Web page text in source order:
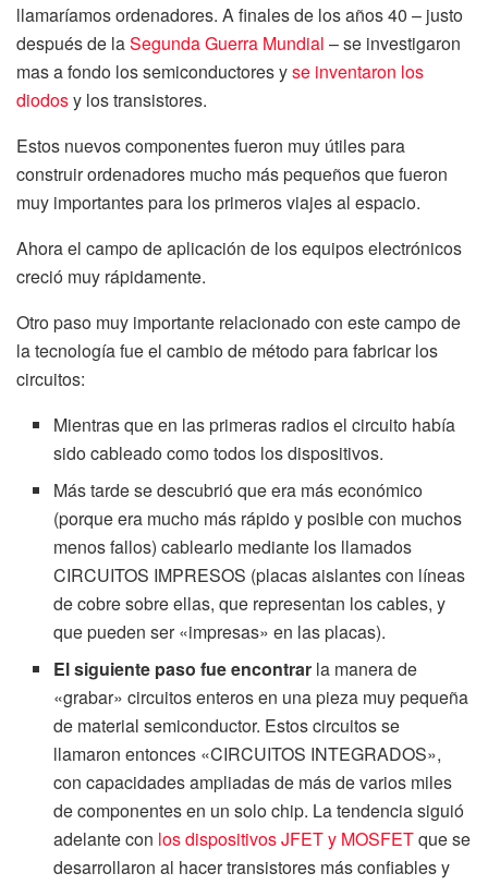
llamaríamos ordenadores. A finales de los años 40 – justo
después de laSegunda Guerra Mundial – se investigaron
mas a fondo los semiconductores yse inventaron los
diodosy los transistores.
Estos nuevos componentes fueron muy útiles para
construir ordenadores mucho más pequeños que fueron
muy importantes para los primeros viajes al espacio.
Ahora el campo de aplicación de los equipos electrónicos
creció muy rápidamente.
Otro paso muy importante relacionado con este campo de
la tecnología fue el cambio de método para fabricar los
circuitos:
Mientras que en las primeras radios el circuito había
sido cableado como todos los dispositivos.
Más tarde se descubrió que era más económico
(porque era mucho más rápido y posible con muchos
menos fallos) cablearlo mediante los llamados
CIRCUITOS IMPRESOS (placas aislantes con líneas
de cobre sobre ellas, que representan los cables, y
que pueden ser «impresas» en las placas).
El siguiente paso fue encontrar la manera de
«grabar» circuitos enteros en una pieza muy pequeña
de material semiconductor. Estos circuitos se
llamaron entonces «CIRCUITOS INTEGRADOS»,
con capacidades ampliadas de más de varios miles
de componentes en un solo chip. La tendencia siguió
adelante con los dispositivos JFET y MOSFETque se
desarrollaron al hacer transistores más confiables y